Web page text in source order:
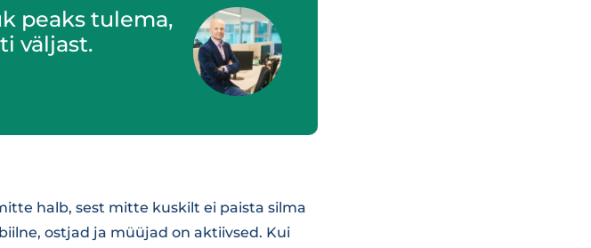
peaks tulema,
väljast.
halb, sest mitte kuskilt ei paista silma
ostjad ja müüjad on aktiivsed. Kui